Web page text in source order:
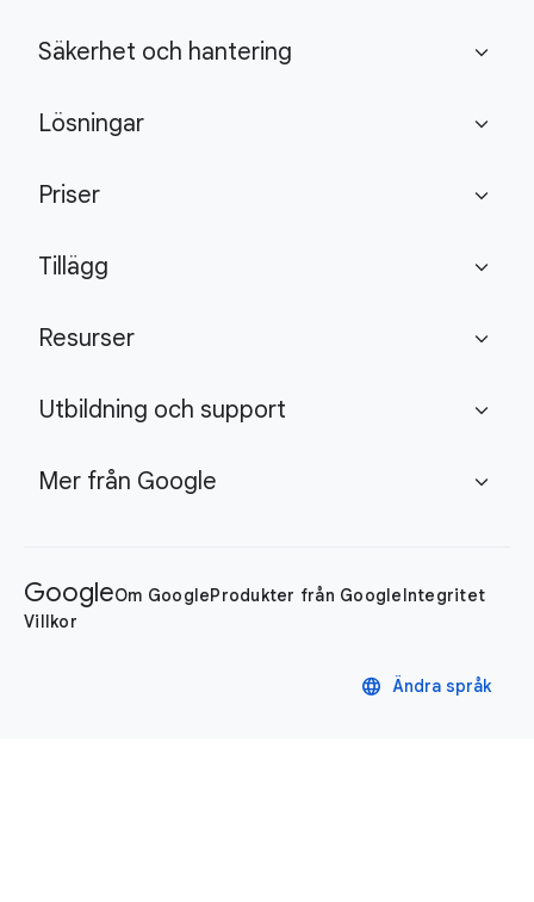
Säkerhet och hantering expand_more
Lösningar expand_more
Priser expand_more
Tillägg expand_more
Resurser expand_more
Utbildning och support expand_more
Mer från Google expand_more
GoogleOm GoogleProdukter från GoogleIntegritet
Villkor
language Ändra språk